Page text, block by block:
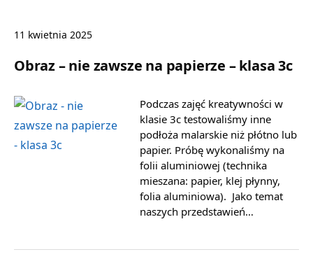
11 kwietnia 2025
Obraz – nie zawsze na papierze – klasa 3c
Podczas zajęć kreatywności w
klasie 3c testowaliśmy inne
podłoża malarskie niż płótno lub
papier. Próbę wykonaliśmy na
folii aluminiowej (technika
mieszana: papier, klej płynny,
folia aluminiowa). Jako temat
naszych przedstawień…